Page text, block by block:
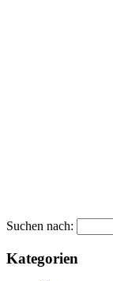
Suchen nach:
Kategorien